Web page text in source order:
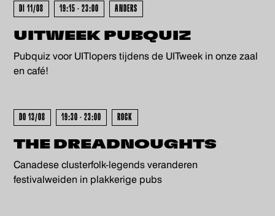
DI 11/08 19:15 - 23:00 ANDERS
UITWEEK PUBQUIZ
Pubquiz voor UITlopers tijdens de UITweek in onze zaal
en café!
- UITVERKOCHT -
DO 13/08 19:30 - 23:00 ROCK
THE DREADNOUGHTS
Canadese clusterfolk-legends veranderen
festivalweiden in plakkerige pubs